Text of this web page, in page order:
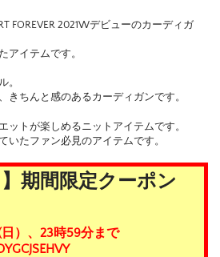
FOREVER 2021Wデビューのカーディガ
アイテムです。
。
きちんと感のあるカーディガンです。
ットが楽しめるニットアイテムです。
いたファン必見のアイテムです。
】期間限定クーポン
）、23時59分まで